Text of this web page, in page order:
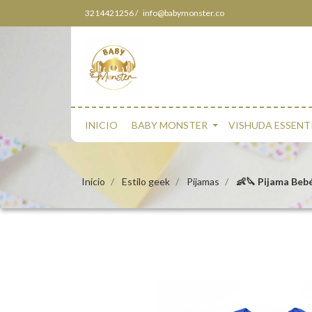
3214421256 / info@babymonster.co
INICIO BABY MONSTER VISHUDA
Inicio Estilo geek Pijamas 👶🔪 Pijama